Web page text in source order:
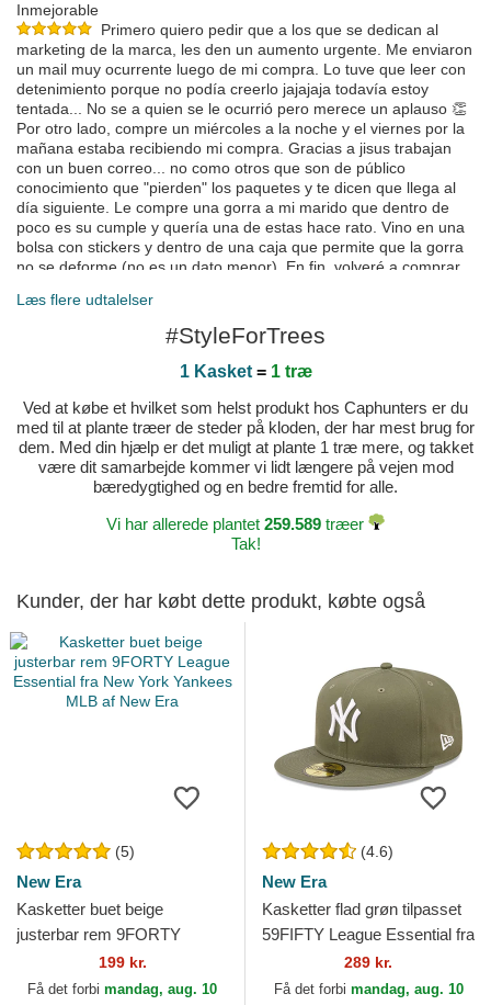
Inmejorable
Primero quiero pedir que a los que se dedican al
marketing de la marca, les den un aumento urgente. Me enviaron
un mail muy ocurrente luego de mi compra. Lo tuve que leer con
detenimiento porque no podía creerlo jajajaja todavía estoy
tentada... No se a quien se le ocurrió pero merece un aplauso 👏
Por otro lado, compre un miércoles a la noche y el viernes por la
mañana estaba recibiendo mi compra. Gracias a jisus trabajan
con un buen correo... no como otros que son de público
conocimiento que "pierden" los paquetes y te dicen que llega al
día siguiente. Le compre una gorra a mi marido que dentro de
poco es su cumple y quería una de estas hace rato. Vino en una
bolsa con stickers y dentro de una caja que permite que la gorra
no se deforme (no es un dato menor). En fin, volveré a comprar
tanto que me estoy tomando este ratito en escribir semejante
mensaje jajaja. Muchas gracias por hacer la diferencia 🫶🏼
Udgivet den 2024-09-28 ved Delfina
Ottima qualità
Genial y el envío súper rapidp
Udgivet den 2024-08-07 ved Noelia
Udgivet den 2024-07-22 ved Hugo
Læs flere udtalelser
#StyleForTrees
1 Kasket= 1 træ
Ved at købe et hvilket som helst produkt hos Caphunters er du
med til at plante træer de steder på kloden, der har mest brug for
dem. Med din hjælp er det muligt at plante 1 træ mere, og takket
være dit samarbejde kommer vi lidt længere på vejen mod
bæredygtighed og en bedre fremtid for alle.
Vi har allerede plantet 259.589 træer
Tak!
Kunder, der har købt dette produkt, købte også
(5)
New Era
Kasketter buet beige
justerbar rem 9FORTY
League Essential fra New
York Yankees MLB af New
199 kr.
Få det forbi mandag, aug. 10
(4.6)
New Era
Kasketter flad grøn tilpasset
59FIFTY League Essential fra
New York Yankees MLB af
New Era
289 kr.
Få det forbi mandag, aug. 10